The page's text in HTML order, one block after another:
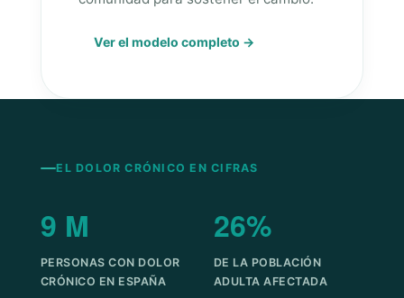
Ver el modelo completo →
EL DOLOR CRÓNICO EN CIFRAS
9 M
PERSONAS CON DOLOR
CRÓNICO EN ESPAÑA
26%
DE LA POBLACIÓN
ADULTA AFECTADA